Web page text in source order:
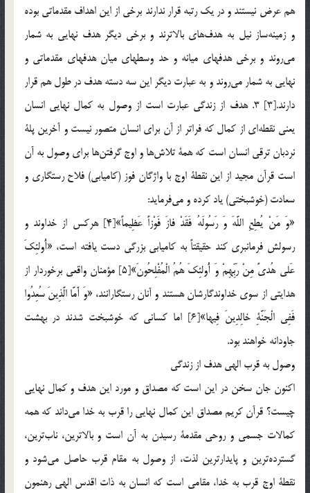
هم عرض نيستند و در يك رتبه قرار ندارند برخي از اين اهداف مقدماتي بوده
و زمينه‌ساز نيل به هدف‌هاي بالاترند و برخي ديگر هدف نهايي به شمار
مي‌روند و برخي هدفهاي ميانه و حد وسطهاي ميان هدفهاي مقدماتي و
نهايي به شمار مي‌روند و به عبارت ديگر اين سه دسته هدف در طول هم قرار
دارند.[3] 3. هدف از زندگي عبارت است از وصول به كمال نهايي انسان
يعني نقطه‌اي از كمال كه فراتر از آن براي انسان متصور نيست و آخرين پلة
نردبان ترقي انسان است كه همة تلاش‌ها و اوج گرفتن‌ها براي وصول به آن
است قرآن مجيد از اين نقطة اوج با واژگان فوز (كاميابي) فلاح رستگاري و
سعادت (خوشبختي) ياد كرده و مي‌فرمايد:
«وَ مَنْ يُطِعِ اللَّهَ وَ رَسُولَهُ فَقَدْ فازَ فَوْزاً عَظِيماً»[4] هركس از خداوند و
رسولش فرمانبري كند حقيقتاً به كاميابي بزرگي دست يافته است، «أُولئِكَ
عَلى هُدىً مِنْ رَبِّهِمْ وَ أُولئِكَ هُمُ الْمُفْلِحُونَ»[5] مؤمنان واقعي برخوردار از
هدايتي از سوي خداوندگارشان هستند و آنان رستگارانند، «وَ أَمَّا الَّذِينَ سُعِدُوا
فَفِي الْجَنَّةِ خالِدِينَ فِيها»[6] اما كساني كه خوشبخت شدند در بهشت
جاودانه خواهند بود.
وصول به قرب الهي هدف از زندگي
اكنون جان سخن در اين است كه مصداق و مورد اين هدف و كمال نهايي
چيست؟ قرآن كريم مصداق اين كمال نهايي را قرب به خدا مي‌داند كه همه
كمالات جسمي و روحي مقدمة رسيدن به آن است و بالاترين، ناب‌ترين،
گسترده‌ترين و پايدارترين لذت، از وصول به مقام قرب حاصل مي‌شود و
نقطة اوج قرب به خدا، مقامي است كه انسان به ذات اقدس الهي رهنمون